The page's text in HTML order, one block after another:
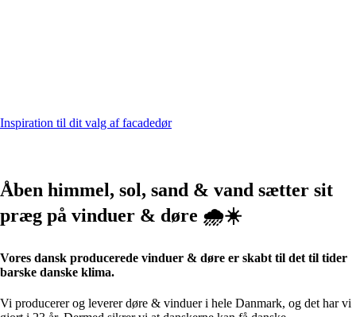
Inspiration til dit valg af facadedør
Åben himmel, sol, sand & vand sætter sit
præg på vinduer & døre 🌧☀
Vores dansk producerede vinduer & døre er skabt til det til tider
barske danske klima.
Vi producerer og leverer døre & vinduer i hele Danmark, og det har vi